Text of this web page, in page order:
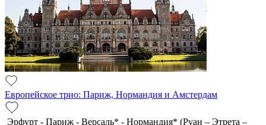
Европейское трио: Париж, Нормандия и Амстердам
Эрфурт - Париж - Версаль* - Нормандия* (Руан – Этрета –